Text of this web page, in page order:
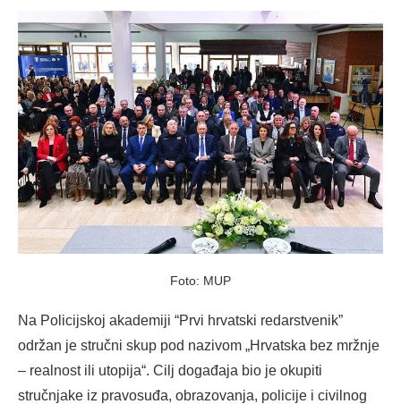
Foto: MUP
Na Policijskoj akademiji “Prvi hrvatski redarstvenik”
održan je stručni skup pod nazivom „Hrvatska bez mržnje
– realnost ili utopija“. Cilj događaja bio je okupiti
stručnjake iz pravosuđa, obrazovanja, policije i civilnog